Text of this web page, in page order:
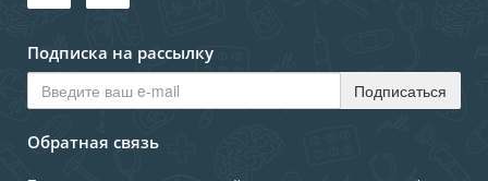
Подписка на рассылку
Обратная связь